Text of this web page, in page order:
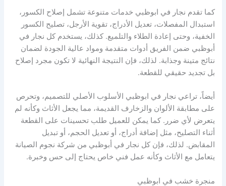
كما تقدم نجار في ابوظبي خدمات متنوعة تشمل إصلاح الكسور،
استبدال المفصلات، تعديل الأدراج، تقوية الأرجل، تصليح الكسور
الخفية، وحتى إعادة الطلاء والتلميع. كذلك، يستخدم كل نجار في
أبوظبي ضمن الفريق أدوات متقدمة ومواد عالية الجودة لضمان
نتائج متينة وجذابة. لذلك، فإن النتيجة النهائية لا تكون مجرد إصلاح
بل تجديد حقيقي للقطعة.
أيضاً، تراعي نجار في ابوظبي الأسلوب الأصلي للتصميم، وتحرص
على مطابقة الألوان والزخارف القديمة، مما يجعل الأثاث وكأنه لم
يتعرض لأي ضرر. كما يمكن للعميل طلب تحسينات على القطعة
أثناء التصليح، مثل إضافة أدراج، أو تعديل الحجم، أو تبديل
المقابض. لذلك، فإن كل نجار في أبوظبي من شركة نجوم الصيانة
يتعامل مع الأثاث وكأنه عمل فني خاص يحتاج إلى حس وخبرة.
منجرة خشب في ابوظبي